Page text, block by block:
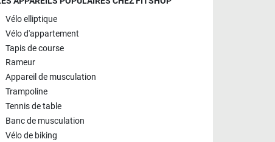
Vélo elliptique
Vélo d'appartement
Tapis de course
Rameur
Appareil de musculation
Trampoline
Tennis de table
Banc de musculation
Vélo de biking